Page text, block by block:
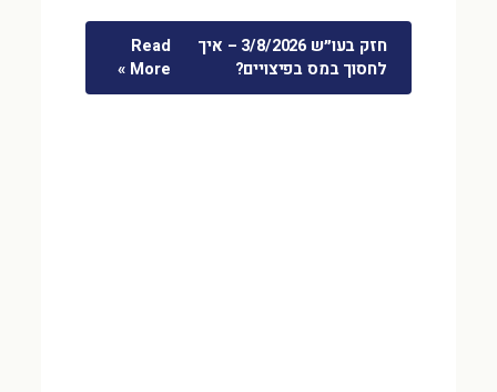
חזק בעו״ש 3/8/2026 – איך
לחסוך במס בפיצויים?
Read
More »